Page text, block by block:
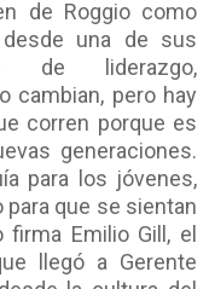
de Roggio como
desde una de sus
de liderazgo,
cambian, pero hay
corren porque es
generaciones.
para los jóvenes,
que se sientan
firma Emilio Gill, el
llegó a Gerente